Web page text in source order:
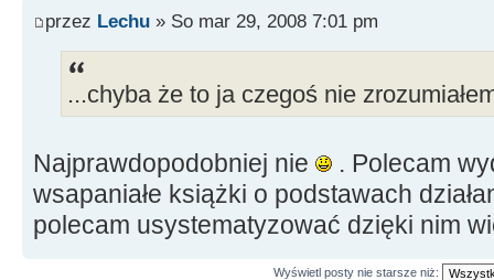
przez Lechu » So mar 29, 2008 7:01 pm
...chyba że to ja czegoś nie
Najprawdopodobniej nie
. Polecam
wsapaniałe książki o podstawach
polecam usystematyzować dzięki nim
Wyświetl posty nie starsze niż: